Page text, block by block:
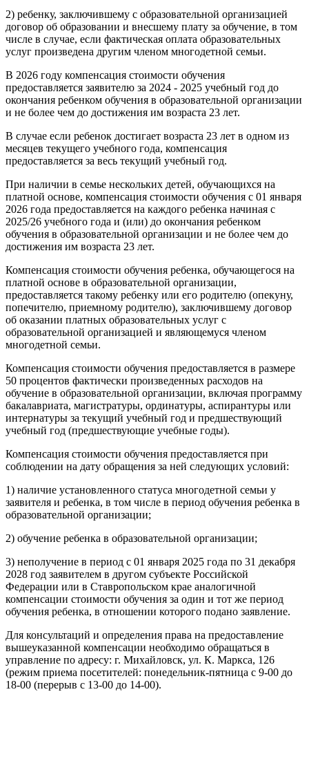
2) ребенку, заключившему с образовательной организацией
договор об образовании и внесшему плату за обучение, в том
числе в случае, если фактическая оплата образовательных
услуг произведена другим членом многодетной семьи.
В 2026 году компенсация стоимости обучения
предоставляется заявителю за 2024 - 2025 учебный год до
окончания ребенком обучения в образовательной организации
и не более чем до достижения им возраста 23 лет.
В случае если ребенок достигает возраста 23 лет в одном из
месяцев текущего учебного года, компенсация
предоставляется за весь текущий учебный год.
При наличии в семье нескольких детей, обучающихся на
платной основе, компенсация стоимости обучения с 01 января
2026 года предоставляется на каждого ребенка начиная с
2025/26 учебного года и (или) до окончания ребенком
обучения в образовательной организации и не более чем до
достижения им возраста 23 лет.
Компенсация стоимости обучения ребенка, обучающегося на
платной основе в образовательной организации,
предоставляется такому ребенку или его родителю (опекуну,
попечителю, приемному родителю), заключившему договор
об оказании платных образовательных услуг с
образовательной организацией и являющемуся членом
многодетной семьи.
Компенсация стоимости обучения предоставляется в размере
50 процентов фактически произведенных расходов на
обучение в образовательной организации, включая программу
бакалавриата, магистратуры, ординатуры, аспирантуры или
интернатуры за текущий учебный год и предшествующий
учебный год (предшествующие учебные годы).
Компенсация стоимости обучения предоставляется при
соблюдении на дату обращения за ней следующих условий:
1) наличие установленного статуса многодетной семьи у
заявителя и ребенка, в том числе в период обучения ребенка в
образовательной организации;
2) обучение ребенка в образовательной организации;
3) неполучение в период с 01 января 2025 года по 31 декабря
2028 год заявителем в другом субъекте Российской
Федерации или в Ставропольском крае аналогичной
компенсации стоимости обучения за один и тот же период
обучения ребенка, в отношении которого подано заявление.
Для консультаций и определения права на предоставление
вышеуказанной компенсации необходимо обращаться в
управление по адресу: г. Михайловск, ул. К. Маркса, 126
(режим приема посетителей: понедельник-пятница с 9-00 до
18-00 (перерыв с 13-00 до 14-00).